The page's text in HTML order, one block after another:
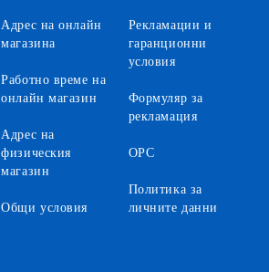
Адрес на онлайн
магазина
Работно време на
онлайн магазин
Адрес на
физическия
магазин
Общи условия
Рекламации и
гаранционни
условия
Формуляр за
рекламация
ОРС
Политика за
личните данни